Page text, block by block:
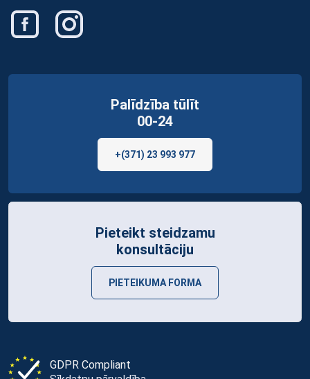
GDPR Compliant
Palīdzība tūlīt
00-24
+(371) 23 993 977
Pieteikt steidzamu
konsultāciju
PIETEIKUMA FORMA